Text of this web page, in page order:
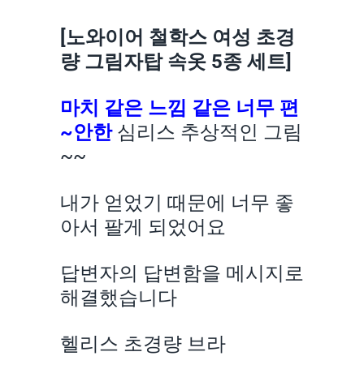
[노와이어 철학스 여성 초경
량 그림자탑 속옷 5종 세트]
마치 같은 느낌 같은 너무 편
~안한심리스 추상적인 그림
~~
내가 얻었기 때문에 너무 좋
아서 팔게 되었어요
답변자의 답변함을 메시지로
해결했습니다
헬리스 초경량 브라